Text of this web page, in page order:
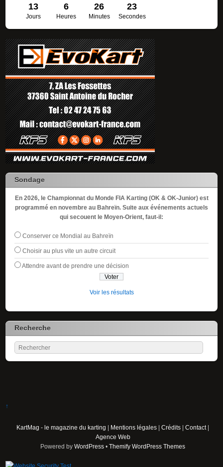
13 6 26 23
Jours Heures Minutes Secondes
Sondage
En 2026, le Championnat du Monde FIA Karting (OK & OK-Junior) est
programmé en novembre au Bahreïn. Suite aux événements actuels
qui secouent le Moyen-Orient, faut-il:
Conserver ce Mondial au Bahreïn
Choisir au plus vite un autre circuit
Attendre avant de prendre une décision
Voir les résultats
Recherche
↑
KartMag - le magazine du karting | Mentions légales | Crédits | Contact|
Agence Web
Powered by WordPress • Themify WordPress Themes